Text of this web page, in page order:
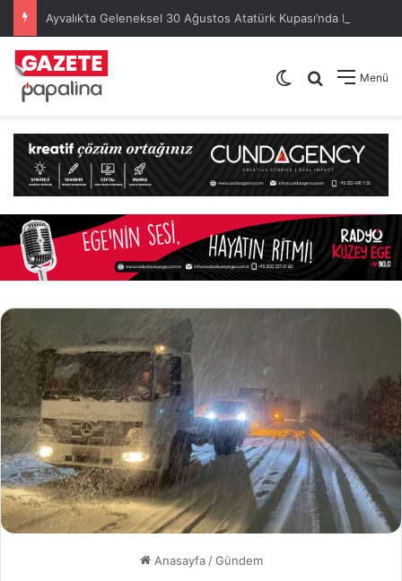
Menü
Arama yap
Dış görünümü
Anasayfa / Gündem